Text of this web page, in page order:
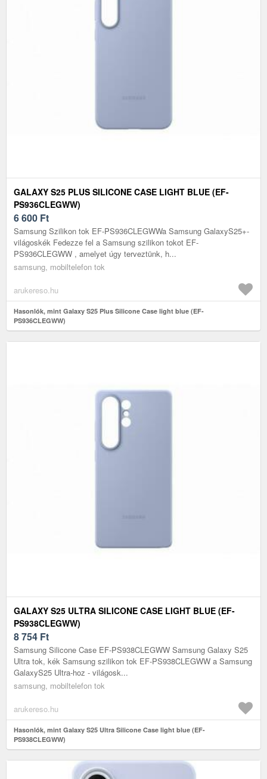
GALAXY S25 PLUS SILICONE CASE LIGHT BLUE (EF-
PS936CLEGWW)
6 600 Ft
Samsung Szilikon tok EF-PS936CLEGWWa Samsung GalaxyS25+-
világoskék Fedezze fel a Samsung szilikon tokot EF-
PS936CLEGWW , amelyet úgy terveztünk, h...
samsung, mobiltelefon tok
arukereso.hu
Hasonlók, mint Galaxy S25 Plus Silicone Case light blue (EF-
PS936CLEGWW)
GALAXY S25 ULTRA SILICONE CASE LIGHT BLUE (EF-
PS938CLEGWW)
8 754 Ft
Samsung Silicone Case EF-PS938CLEGWW Samsung Galaxy S25
Ultra tok, kék Samsung szilikon tok EF-PS938CLEGWW a Samsung
GalaxyS25 Ultra-hoz - világosk...
samsung, mobiltelefon tok
arukereso.hu
Hasonlók, mint Galaxy S25 Ultra Silicone Case light blue (EF-
PS938CLEGWW)